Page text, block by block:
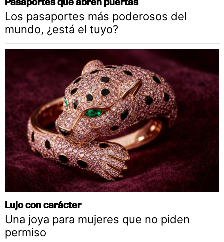
Los pasaportes más poderosos del
mundo, ¿está el tuyo?
Lujo con carácter
Una joya para mujeres que no piden
permiso